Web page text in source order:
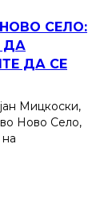
СЕЛО:
ДА
ДА СЕ
Мицкоски,
Ново Село,
на